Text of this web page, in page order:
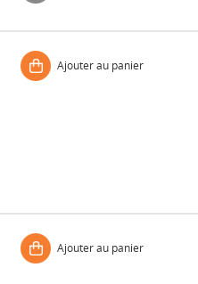
Ajouter au panier
Ajouter au panier